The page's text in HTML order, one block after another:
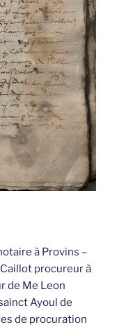
à Provins –
procureur à
de Me Leon
Ayoul de
de procuration